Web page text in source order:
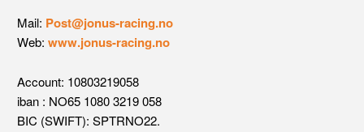
Mail: Post@jonus-racing.no
Web: www.jonus-racing.no
Account: 10803219058
iban : NO65 1080 3219 058
BIC (SWIFT): SPTRNO22.